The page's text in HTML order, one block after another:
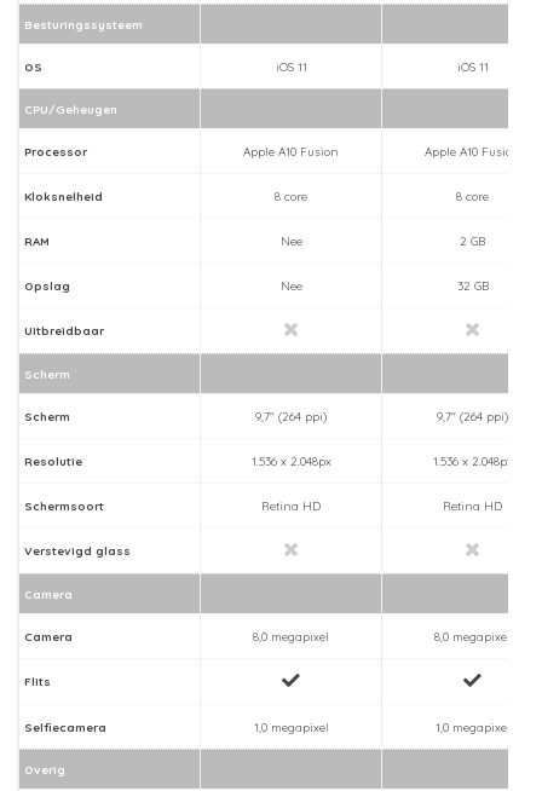
Besturingssysteem
OS iOS 11 iOS 11
CPU/Geheugen
Processor Apple A10 Fusion Apple A10 Fusion
Kloksnelheid 8 core 8 core
RAM Nee 2 GB
Opslag Nee 32 GB
Uitbreidbaar
Scherm
Scherm 9,7" (264 ppi) 9,7" (264 ppi)
Resolutie 1.536 x 2.048px 1.536 x 2.048px
Schermsoort Retina HD Retina HD
Verstevigd glass
Camera
Camera 8,0 megapixel 8,0 megapixel
Flits
Selfiecamera 1,0 megapixel 1,0 megapixel
Overig